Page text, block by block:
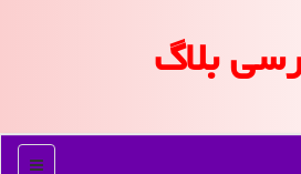
بلاگ
منو